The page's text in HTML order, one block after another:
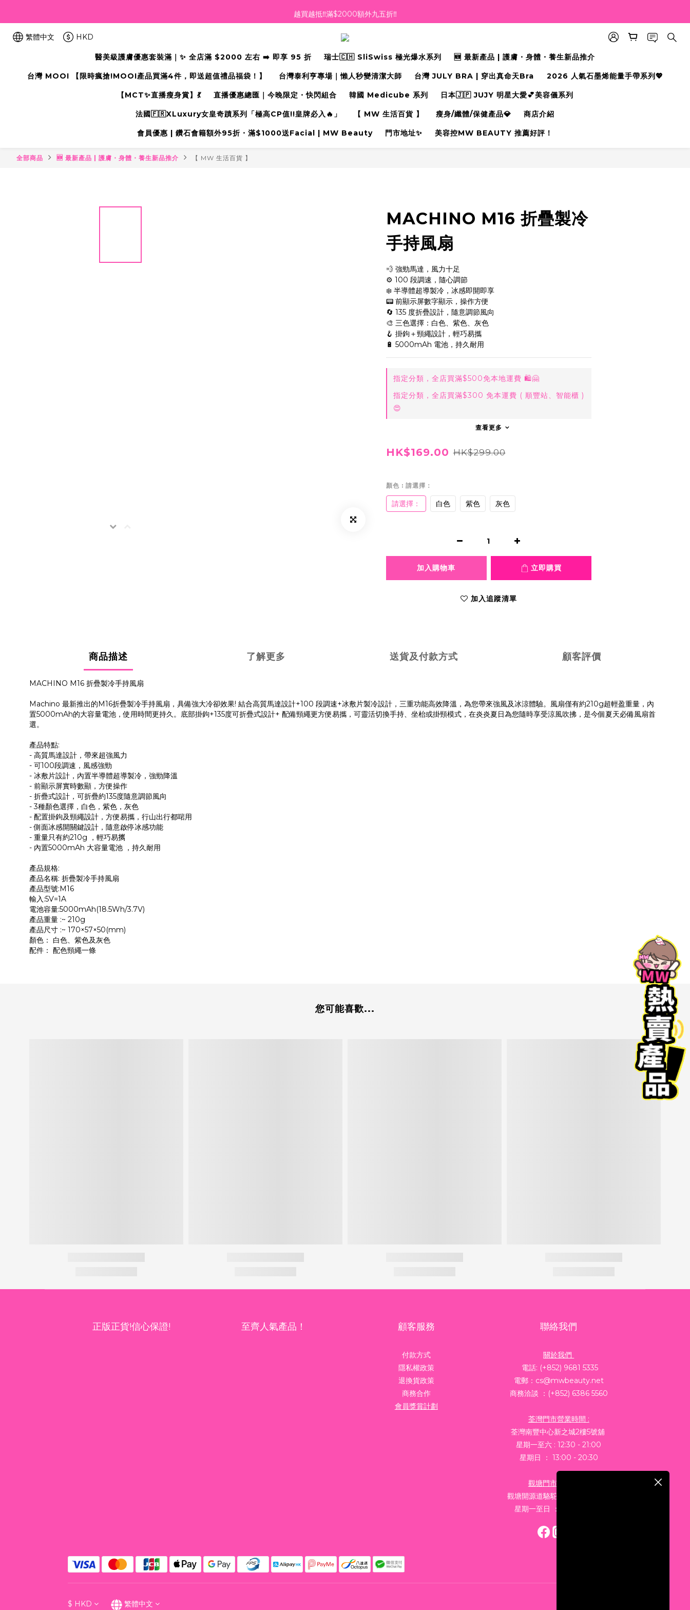
越買越抵‼️滿$2000額外九五折‼️
越買越抵‼️滿$2000額外九五折‼️
☀️【Summer Sales 盛夏狂歡】滿 $700 即減 $40！🔥
滿千即送你免費美容療程🎁
越買越抵‼️滿$2000額外九五折‼️
繁體中文 HKD
醫美級護膚優惠套裝滿｜✨ 全店滿 $2000 左右 ➡️ 即享 95 折 瑞士🇨🇭 SliSwiss 極光爆水系列 🆕 最新產品 | 護膚・身體・養生新品推介
台灣 MOOI 【限時瘋搶!MOOI產品買滿4件，即送超值禮品福袋！】 台灣泰利亨專場｜懶人秒變清潔大師 台灣 JULY BRA | 穿出真命天Bra⁠ 2026 人氣石墨烯能量手帶系列💖
【MCT✨直播瘦身賞】💃 直播優惠總匯｜今晚限定・快閃組合 韓國 Medicube 系列 日本🇯🇵 JUJY 明星大愛💕美容儀系列
法國🇫🇷XLuxury女皇奇蹟系列「極高CP值!!皇牌必入🔥」 【 MW 生活百貨 】 瘦身/纖體/保健產品💎 商店介紹
會員優惠 | 鑽石會籍額外95折・滿$1000送Facial | MW Beauty 門市地址✨ 美容控MW BEAUTY 推薦好評！
全部商品 🆕 最新產品 | 護膚・身體・養生新品推介 【 MW 生活百貨 】
MACHINO M16 折疊製冷
手持風扇
💨 強勁馬達，風力十足
⚙️ 100 段調速，隨心調節
❄️ 半導體超導製冷，冰感即開即享
📟 前顯示屏數字顯示，操作方便
🔄 135 度折疊設計，隨意調節風向
🎨 三色選擇：白色、紫色、灰色
🪝 掛鉤＋頸繩設計，輕巧易攜
🔋 5000mAh 電池，持久耐用
指定分類，全店買滿$500免本地運費 🛍🤗
指定分類，全店買滿$300 免本運費 ( 順豐站、智能櫃 )
😍
查看更多
HK$169.00 HK$299.00
顏色 : 請選擇：
請選擇： 白色 紫色 灰色
加入購物車 立即購買
加入追蹤清單
商品描述 了解更多 送貨及付款方式 顧客評價
MACHINO M16 折疊製冷手持風扇
Machino 最新推出的M16折疊製冷手持風扇，具備強大冷卻效果! 結合高質馬達設計+100 段調速+冰敷片製冷設計，三重功能高效降溫，為您帶來強風及冰涼體驗。風扇僅有約210g超輕盈重量，內
置5000mAh的大容量電池，使用時間更持久。底部掛鉤+135度可折疊式設計+ 配備頸繩更方便易攜，可靈活切換手持、坐枱或掛頸模式，在炎炎夏日為您隨時享受涼風吹拂，是今個夏天必備風扇首
選。
產品特點:
- 高質馬達設計，帶來超強風力
- ⁠可100段調速，風感強勁
- ⁠冰敷片設計，內置半導體超導製冷，強勁降溫
- ⁠前顯示屏實時數顯，方便操作
- 折疊式設計，可折疊約135度隨意調節風向
- 3種顏色選擇，白色，紫色，灰色
- ⁠配置掛鉤及頸繩設計，方便易攜，行山出行都啱用
- 側面冰感開關鍵設計，隨意啟停冰感功能
- 重量只有約⁠210g ，輕巧易𢹂
- ⁠內置5000mAh 大容量電池 ，持久耐用
產品規格:
產品名稱: 折疊製冷手持風扇
產品型號:M16
輸入:5V=1A
電池容量:5000mAh(18.5Wh/3.7V)
產品重量 :~ 210g
產品尺寸 :~ 170×57×50(mm)
顏色： 白色、紫色及灰色
配件： 配色頸繩一條
您可能喜歡...
正版正貨!信心保證! 至齊人氣產品！ 顧客服務
付款方式
隱私權政策
退換貨政策
商務合作
會員獎賞計劃
聯絡我們
關於我們
電話: (+852) 9681 5335
電郵：cs@mwbeauty.net
商務洽談 ：(+852) 6386 5560
荃灣門市營業時間 :
荃灣南豐中心新之城2樓5號舖
星期一至六 : 12:30 - 21:00
星期日 ： 13:00 - 20:30
觀塘門市營業時間 :
觀塘開源道駱駝漆三座4樓M1室
星期一至日 ： 11:00-20:00
$ HKD 繁體中文